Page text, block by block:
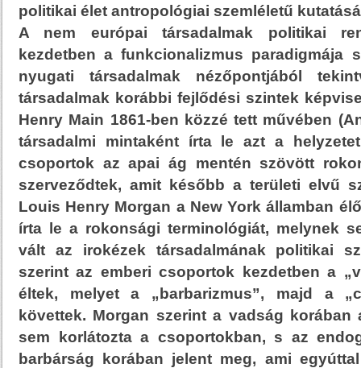
politikai élet antropológiai szemléletű
A nem európai társadalmak politikai
kezdetben a funkcionalizmus paradigmája
nyugati társadalmak nézőpontjából
társadalmak korábbi fejlődési szintek
Henry Main 1861-ben közzé tett művében
társadalmi mintaként írta le azt a
csoportok az apai ág mentén szövött
szerveződtek, amit később a területi elvű
Louis Henry Morgan a New York államban
írta le a rokonsági terminológiát, melynek
vált az irokézek társadalmának politikai
szerint az emberi csoportok kezdetben a
éltek, melyet a „barbarizmus”, majd a
követtek. Morgan szerint a vadság korában
sem korlátozta a csoportokban, s az
barbárság korában jelent meg, ami